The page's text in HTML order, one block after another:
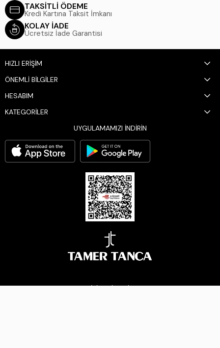
TAKSİTLİ ÖDEME
Kredi Kartına Taksit İmkanı
KOLAY İADE
Ücretsiz İade Garantisi
HIZLI ERİŞİM
ÖNEMLİ BİLGİLER
HESABIM
KATEGORİLER
UYGULAMAMIZI İNDİRİN
BİZİ TAKİP EDİN